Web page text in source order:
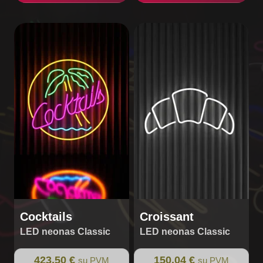
Cocktails
LED neonas Classic
423,50 € su PVM
Croissant
LED neonas Classic
150,04 € su PVM